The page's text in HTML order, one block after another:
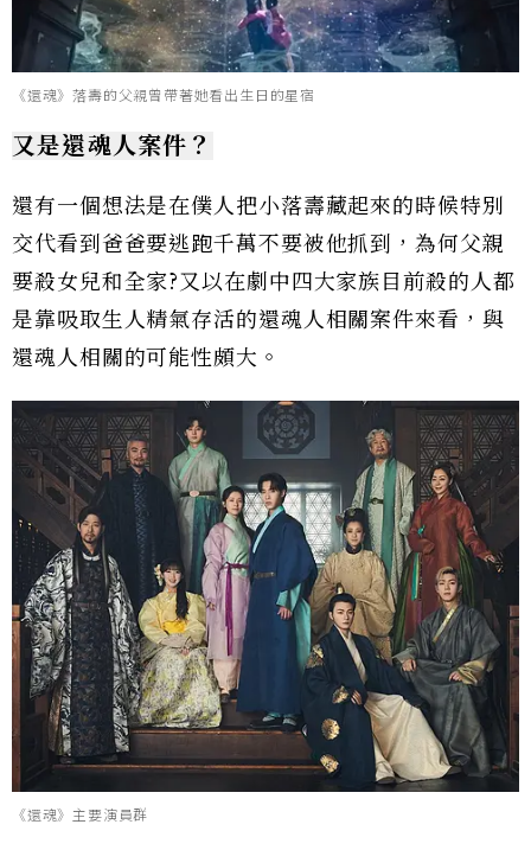
《還魂》落壽的父親曾帶著她看出生日的星宿
又是還魂人案件？
還有一個想法是在僕人把小落壽藏起來的時候特別
交代看到爸爸要逃跑千萬不要被他抓到，為何父親
要殺女兒和全家?又以在劇中四大家族目前殺的人都
是靠吸取生人精氣存活的還魂人相關案件來看，與
還魂人相關的可能性頗大。
《還魂》主要演員群